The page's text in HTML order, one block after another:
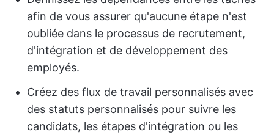
afin de vous assurer qu'aucune étape n'est
oubliée dans le processus de recrutement,
d'intégration et de développement des
employés.
Créez des flux de travail personnalisés avec
des statuts personnalisés pour suivre les
candidats, les étapes d'intégration ou les